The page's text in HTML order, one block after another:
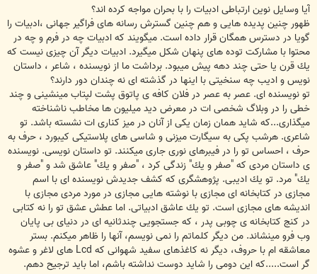
ت
آیا وسایل نوین ارتباطی ادبیات را با بحران مواجه كرده اند؟
ظهور چنین پدیده هایی و هم چنین گسترش رسانه های فراگیر جهانی ،ادبیات را
گویا در دسترس همگان قرار داده است. میگویند كه ادبیات چه در فرم و چه در
محتوا با مشاركت توده های پنهان شكل میگیرد. ادبیات دیگر آن چیزی نیست كه
یك قرن یا حتی چند دهه پیش میبود. برداشت ما از نویسنده ، شاعر ، داستان
نویس و ادیب چه سنخیتی با اینها در گذشته ای نه چندان دور دارند؟
تو نویسنده ای. عصر به عصر در فلان كافه ی پاتوق پشت لپتاب مینشینی و چند
خطی را در وبلاگ شخصی ات در معرض دید میلیون ها مخاطب ناشناخته
میگذاری...كه شاید همان زمان یكی از آنان در میز كناری ات نشسته باشد. تو
شاعری. هرشب پكی به سیگارت میزنی و شاسی های پلاستیكی كیبورد ، حرف به
حرف ، احساس تو را در فیبرهای نوری جاری میكنند. تو داستان نویسی. نویسنده
ی داستان مردی كه "صفر و یك" زندگی كرد ، "صفر و یك" عاشق شد و "صفر و
یك" مرد. تو یك ادیبی. پژوهشگری كه كشف جدیدش نویسنده ای با اسم
مجازی در كتابخانه ای مجازی با نوشته هایی مجازی در مورد مردی مجازی با
اندیشه های مجازی است. تو یك عاشق ادبیاتی. اما عطش عشق تو را نه كتابی
در كنج كتابخانه ی چوبی پدر ، كه جستجویی چندثانیه ای در دنیای بی پایان
وب فرو مینشاند. من دیگر كلماتم را نمی نویسم، آنها را ظاهر میكنم. بستر
معاشقه ام با حروف، دیگر نه كاغذهای سفید شهوانی كه Lcd های لاغر و عشوه
گر است.....كه این دومی را شاید دوست نداشته باشم، اما باید ترجیح دهم.